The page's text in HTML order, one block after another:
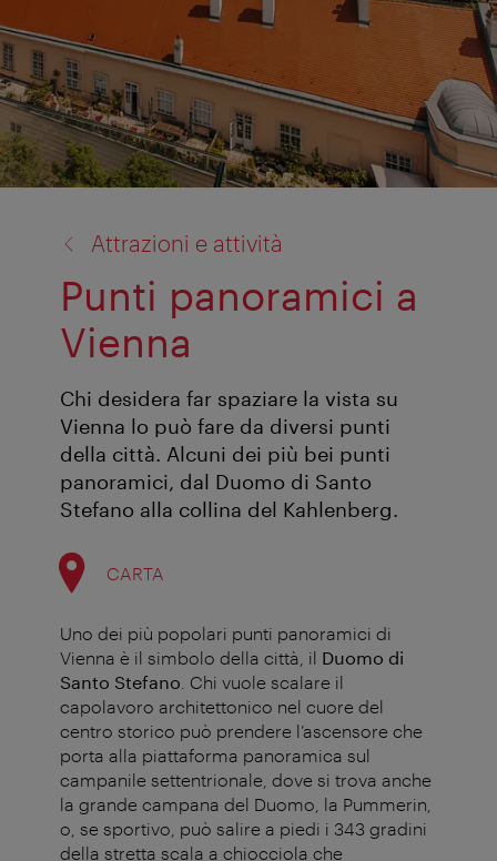
Attrazioni e attività
Punti panoramici a
Vienna
Chi desidera far spaziare la vista su
Vienna lo può fare da diversi punti
della città. Alcuni dei più bei punti
panoramici, dal Duomo di Santo
Stefano alla collina del Kahlenberg.
CARTA
Uno dei più popolari punti panoramici di
Vienna è il simbolo della città, il Duomo di
Santo Stefano . Chi vuole scalare il
capolavoro architettonico nel cuore del
centro storico può prendere l’ascensore che
porta alla piattaforma panoramica sul
campanile settentrionale, dove si trova anche
la grande campana del Duomo, la Pummerin,
o, se sportivo, può salire a piedi i 343 gradini
della stretta scala a chiocciola che